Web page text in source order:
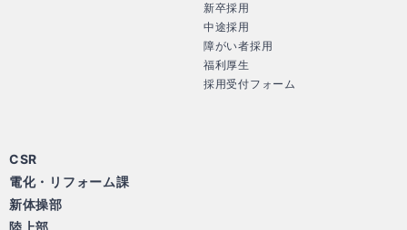
新卒採用
中途採用
障がい者採用
福利厚生
採用受付フォーム
CSR
電化・リフォーム課
新体操部